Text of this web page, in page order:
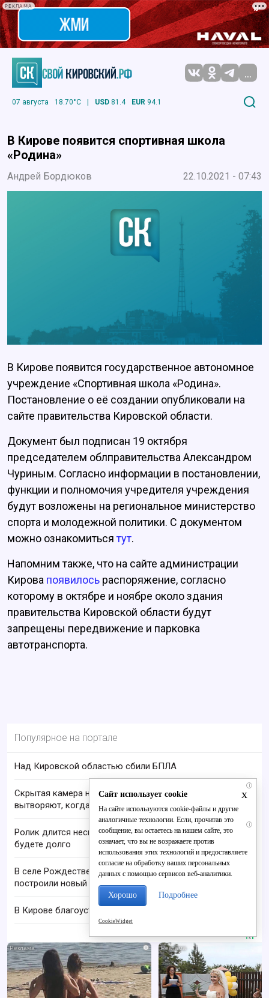
РЕКЛАМА
...
07 августа 18.70°C | USD 81.4 EUR 94.1
В Кирове появится спортивная школа
«Родина»
Андрей Бордюков 22.10.2021 - 07:43
В Кирове появится государственное автономное
учреждение «Спортивная школа «Родина».
Постановление о её создании опубликовали на
сайте правительства Кировской области.
Документ был подписан 19 октября
председателем облправительства Александром
Чуриным. Согласно информации в постановлении,
функции и полномочия учредителя учреждения
будут возложены на региональное министерство
спорта и молодежной политики. С документом
можно ознакомитьсятут.
Напомним также, что на сайте администрации
Кирова появилось распоряжение, согласно
которому в октябре и ноябре около здания
правительства Кировской области будут
запрещены передвижение и парковка
автотранспорта.
Популярное на портале
Над Кировской областью сбили БПЛА
i
Скрытая камера на пляже Крыма: Что люди
вытворяют, когда их не видят...
i
Ролик длится несколько секунд, а смеяться вы
будете долго
В селе Рождественском семье учителей
построили новый дом
В Кирове благоустроили ещё семь дворов
i
x
Сайт использует cookie
На сайте используются cookie-файлы и другие
аналогичные технологии. Если, прочитав это
сообщение, вы остаетесь на нашем сайте, это
означает, что вы не возражаете против
использования этих технологий и предоставляете
согласие на обработку ваших персональных
данных с помощью сервисов веб-аналитики.
Хорошо Подробнее
CookieWidget